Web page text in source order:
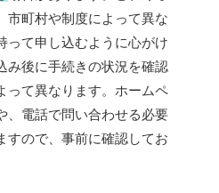
市町村や制度によって異な
って申し込むように心がけ
み後に手続きの状況を確認
って異なります。ホームペ
、電話で問い合わせる必要
すので、事前に確認してお